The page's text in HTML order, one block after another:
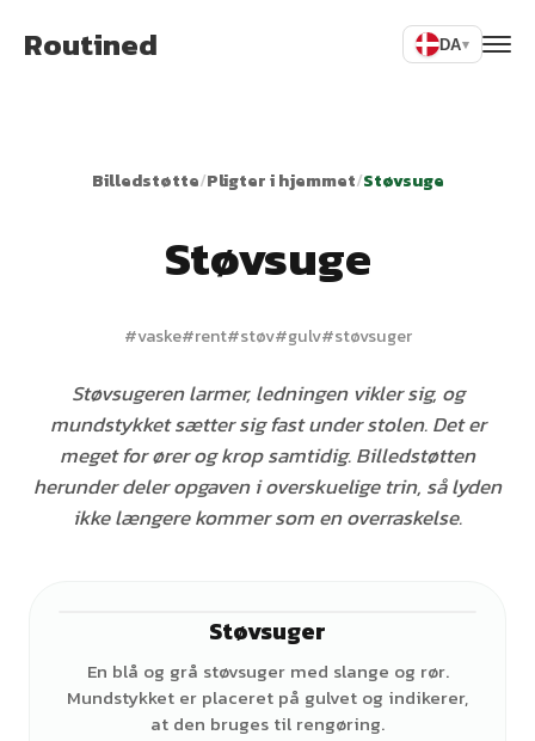
Routined DA▾
Billedstøtte/Pligter i hjemmet/Støvsuge
Støvsuge
#vaske#rent#støv#gulv#støvsuger
Støvsugeren larmer, ledningen vikler sig, og
mundstykket sætter sig fast under stolen. Det er
meget for ører og krop samtidig. Billedstøtten
herunder deler opgaven i overskuelige trin, så lyden
ikke længere kommer som en overraskelse.
Støvsuger
En blå og grå støvsuger med slange og rør.
Mundstykket er placeret på gulvet og indikerer,
at den bruges til rengøring.